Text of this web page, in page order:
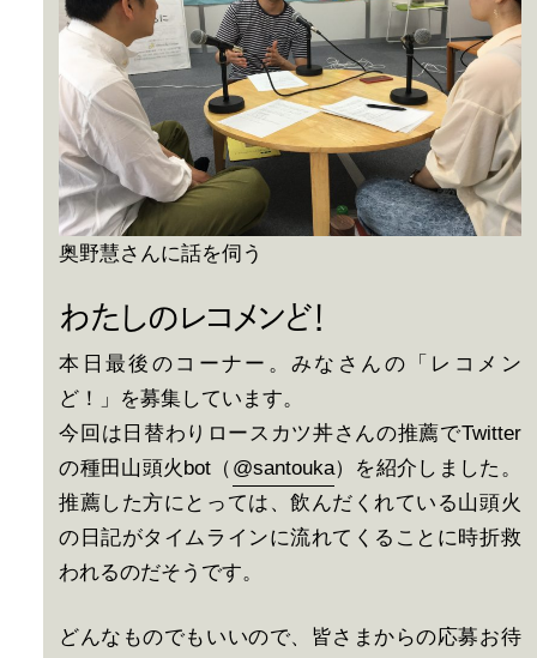
奥野慧さんに話を伺う
わたしのレコメンど！
本日最後のコーナー。みなさんの「レコメン
ど！」を募集しています。
今回は日替わりロースカツ丼さんの推薦でTwitter
の種田山頭火bot（ @santouka）を紹介しました。
推薦した方にとっては、飲んだくれている山頭火
の日記がタイムラインに流れてくることに時折救
われるのだそうです。
どんなものでもいいので、皆さまからの応募お待